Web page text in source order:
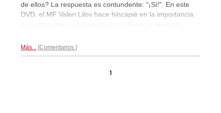
de ellos? La respuesta es contundente: "¡Sí!". En este
DVD, el MF Valeri Lilov hace hincapié en la importancia
Más... Comentarios
1